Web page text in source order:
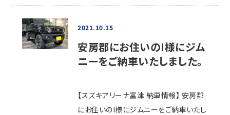
2021.10.15
安房郡にお住いのI様にジム
ニーをご納車いたしました。
【スズキアリーナ富津 納車情報】 安房郡
にお住いのI様にジムニーをご納車いたし